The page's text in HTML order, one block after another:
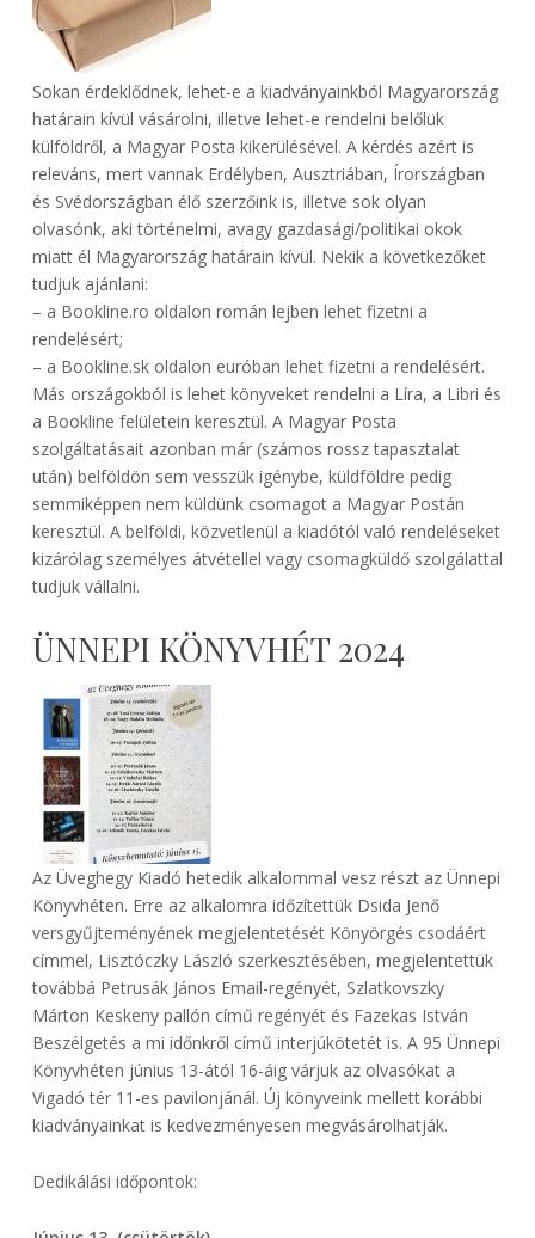
Sokan érdeklődnek, lehet-e a kiadványainkból Magyarország
határain kívül vásárolni, illetve lehet-e rendelni belőlük
külföldről, a Magyar Posta kikerülésével. A kérdés azért is
releváns, mert vannak Erdélyben, Ausztriában, Írországban
és Svédországban élő szerzőink is, illetve sok olyan
olvasónk, aki történelmi, avagy gazdasági/politikai okok
miatt él Magyarország határain kívül. Nekik a következőket
tudjuk ajánlani:
– a Bookline.ro oldalon román lejben lehet fizetni a
rendelésért;
– a Bookline.sk oldalon euróban lehet fizetni a rendelésért.
Más országokból is lehet könyveket rendelni a Líra, a Libri és
a Bookline felületein keresztül. A Magyar Posta
szolgáltatásait azonban már (számos rossz tapasztalat
után) belföldön sem vesszük igénybe, küldföldre pedig
semmiképpen nem küldünk csomagot a Magyar Postán
keresztül. A belföldi, közvetlenül a kiadótól való rendeléseket
kizárólag személyes átvétellel vagy csomagküldő szolgálattal
tudjuk vállalni.
ÜNNEPI KÖNYVHÉT 2024
Az Üveghegy Kiadó hetedik alkalommal vesz részt az Ünnepi
Könyvhéten. Erre az alkalomra időzítettük Dsida Jenő
versgyűjteményének megjelentetését Könyörgés csodáért
címmel, Lisztóczky László szerkesztésében, megjelentettük
továbbá Petrusák János Email-regényét, Szlatkovszky
Márton Keskeny pallón című regényét és Fazekas István
Beszélgetés a mi időnkről című interjúkötetét is. A 95 Ünnepi
Könyvhéten június 13-ától 16-áig várjuk az olvasókat a
Vigadó tér 11-es pavilonjánál. Új könyveink mellett korábbi
kiadványainkat is kedvezményesen megvásárolhatják.
Dedikálási időpontok: